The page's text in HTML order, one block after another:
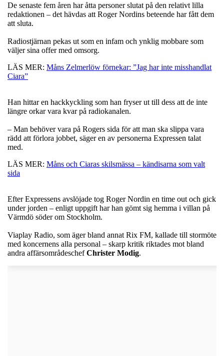
De senaste fem åren har åtta personer slutat på den relativt lilla
redaktionen – det hävdas att Roger Nordins beteende har fått dem
att sluta.
Radiostjärnan pekas ut som en infam och ynklig mobbare som
väljer sina offer med omsorg.
LÄS MER: Måns Zelmerlöw förnekar: ”Jag har inte misshandlat
Ciara”
Han hittar en hackkyckling som han fryser ut till dess att de inte
längre orkar vara kvar på radiokanalen.
– Man behöver vara på Rogers sida för att man ska slippa vara
rädd att förlora jobbet, säger en av personerna Expressen talat
med.
LÄS MER: Måns och Ciaras skilsmässa – kändisarna som valt
sida
Efter Expressens avslöjade tog Roger Nordin en time out och gick
under jorden – enligt uppgift har han gömt sig hemma i villan på
Värmdö söder om Stockholm.
Viaplay Radio, som äger bland annat Rix FM, kallade till stormöte
med koncernens alla personal – skarp kritik riktades mot bland
andra affärsområdeschefChrister Modig.